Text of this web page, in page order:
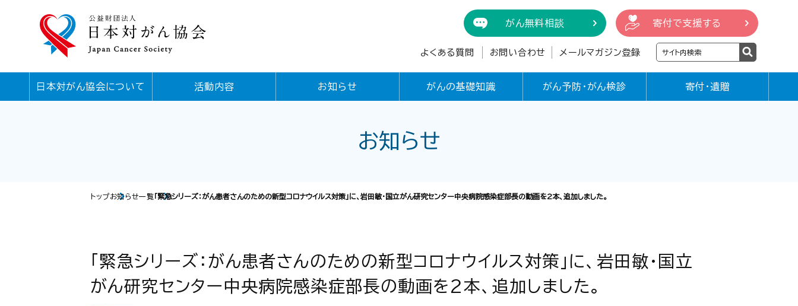
がん無料相談 寄付で支援する
よくある質問 お問い合わせ メールマガジン登録
日本対がん協会について 活動内容 お知らせ がんの基礎知識 がん予防・がん検診 寄付・遺贈
お知らせ
トップお知らせ一覧 「緊急シリーズ：がん患者さんのための新型コロナウイルス対策」に、岩田敏・国立がん研究センター中央病院感染症部長の動画を2本、追加しました。
「緊急シリーズ：がん患者さんのための新型コロナウイルス対策」に、岩田敏・国立
がん研究センター中央病院感染症部長の動画を2本、追加しました。